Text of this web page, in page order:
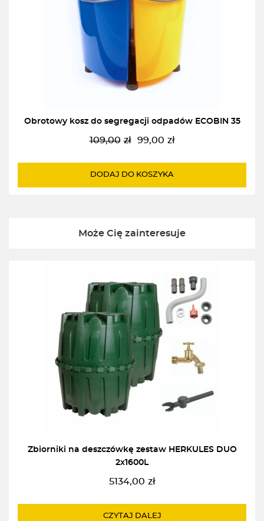
Obrotowy kosz do segregacji odpadów ECOBIN 35
109,00 zł
Pierwotna
wynosiła:
99,00 zł
Aktualna
wynosi:
DODAJ DO KOSZYKA
Może Cię zainteresuje
Zbiorniki na deszczówkę zestaw HERKULES DUO
2x1600L
5134,00 zł
CZYTAJ DALEJ